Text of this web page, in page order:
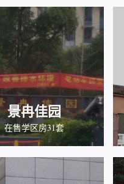
景冉佳园
在售学区房31套